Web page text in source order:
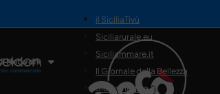
Il Network
il SiciliaTivù
Siciliarurale.eu
Siciliammare.it
Il Giornale della Bellezza
Siciliamedica.it